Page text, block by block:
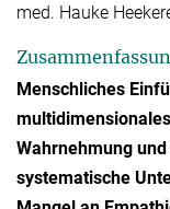
med. Hauke
Menschliches
Wahrnehmung
systematische